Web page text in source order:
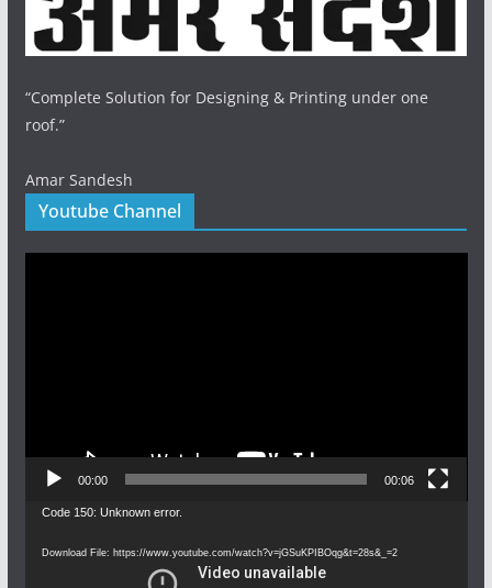
“Complete Solution for Designing & Printing under one
roof.”
Amar Sandesh
Youtube Channel
00:00 00:06
Video
Code 150: Unknown error.
Download File: https://www.youtube.com/watch?v=jGSuKPIBOqg&t=28s&_=2